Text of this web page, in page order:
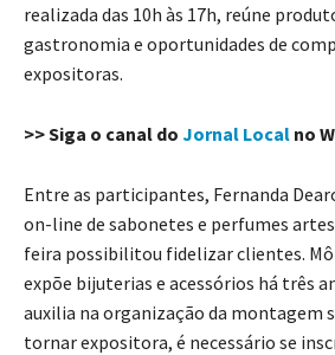
realizada das 10h às 17h, reúne
gastronomia e oportunidades de
expositoras.
>> Siga o canal do Jornal Local no
Entre as participantes, Fernanda
on-line de sabonetes e perfumes
feira possibilitou fidelizar clientes.
expõe bijuterias e acessórios há três
auxilia na organização da montagem
tornar expositora, é necessário se